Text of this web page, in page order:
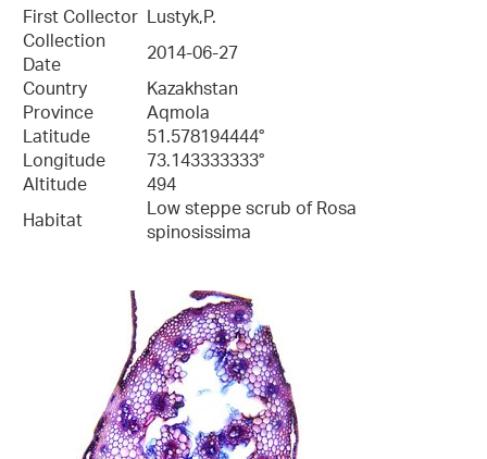
First Collector Lustyk,P.
Collection
Date
2014-06-27
Country
Kazakhstan
Province Aqmola
Latitude 51.578194444°
Longitude 73.143333333°
Altitude
494
Habitat
Low steppe scrub of Rosa
spinosissima